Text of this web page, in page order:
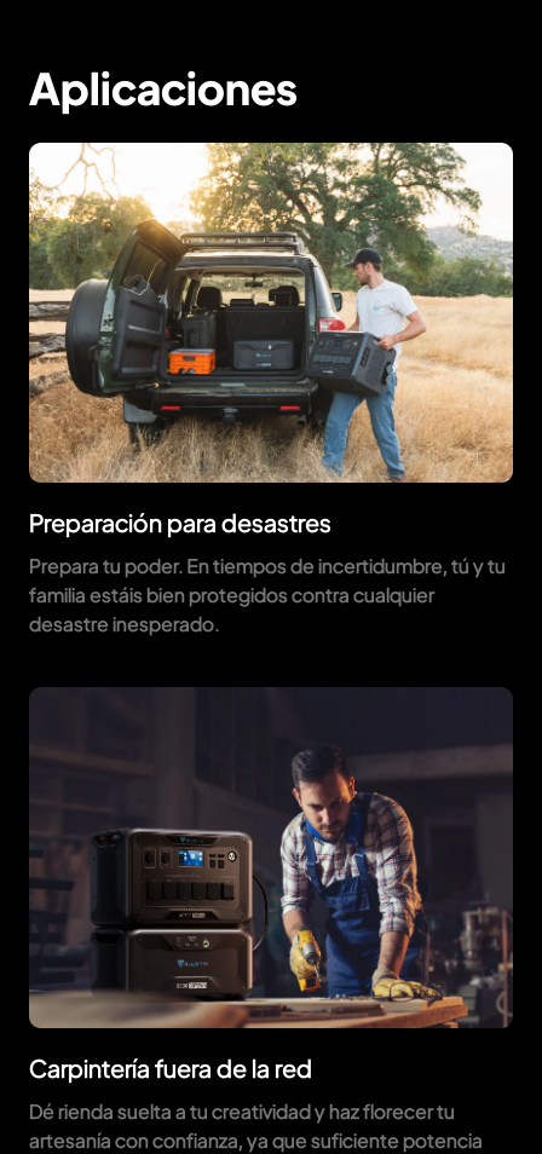
respaldo para el hogar para
satisfacer todas tus
necesidades.
Aplicaciones
Preparación para desastres
Prepara tu poder. En tiempos de incertidumbre, tú y tu
familia estáis bien protegidos contra cualquier
desastre inesperado.
Carpintería fuera de la red
Dé rienda suelta a tu creatividad y haz florecer tu
artesanía con confianza, ya que suficiente potencia